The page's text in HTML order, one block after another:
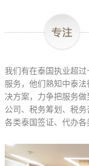
我们有在泰国执业超
服务，他们熟知中泰
决方案，力争把服务
公司、税务筹划、税
各类泰国签证、代办各